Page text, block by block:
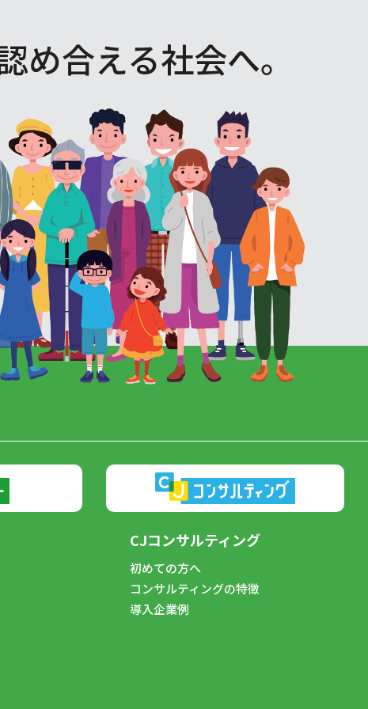
め合える社会へ。
CJコンサルティング
初めての方へ
コンサルティングの特徴
導入企業例